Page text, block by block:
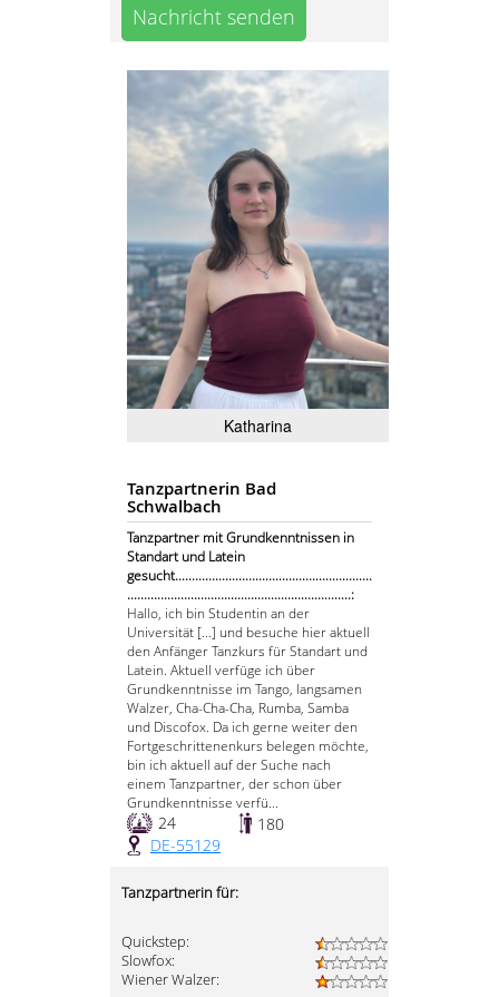
Nachricht senden
Katharina
Tanzpartnerin Bad
Schwalbach
Tanzpartner mit Grundkenntnissen in
Standart und Latein
gesucht...........................................................
...................................................................:
Hallo, ich bin Studentin an der
Universität [...] und besuche hier aktuell
den Anfänger Tanzkurs für Standart und
Latein. Aktuell verfüge ich über
Grundkenntnisse im Tango, langsamen
Walzer, Cha-Cha-Cha, Rumba, Samba
und Discofox. Da ich gerne weiter den
Fortgeschrittenenkurs belegen möchte,
bin ich aktuell auf der Suche nach
einem Tanzpartner, der schon über
Grundkenntnisse verfü...
24
180
DE-55129
Tanzpartnerin für:
Quickstep:
Slowfox:
Wiener Walzer: